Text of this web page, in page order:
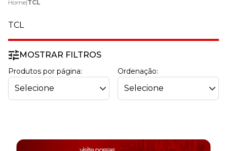
Home|TCL
TCL
MOSTRAR FILTROS
Produtos por página: Ordenação: